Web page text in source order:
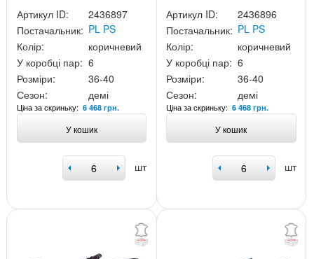
Артикул ID:
2436897
Постачальник: PL PS
Колір:
коричневий
У коробці пар: 6
Розміри:
36-40
Сезон:
демі
Ціна за скриньку: 6 468 грн.
У кошик
шт
Артикул ID:
2436896
Постачальник: PL PS
Колір:
коричневий
У коробці пар: 6
Розміри:
36-40
Сезон:
демі
Ціна за скриньку:6 468 грн.
У кошик
шт